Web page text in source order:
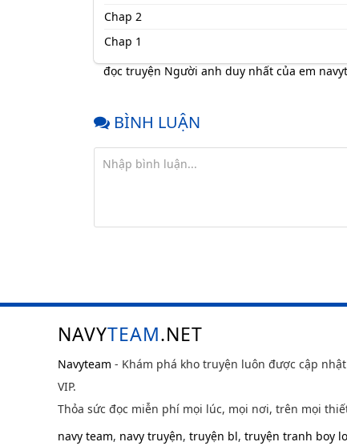
Chap 2
Chap 1
đọc truyện Người anh duy nhất của em
BÌNH LUẬN
NAVYTEAM.NET
Navyteam - Khám phá kho truyện luôn được cập
VIP.
Thỏa sức đọc miễn phí mọi lúc, mọi nơi, trên mọi
navy team, navy truyện, truyện bl, truyện tranh boy